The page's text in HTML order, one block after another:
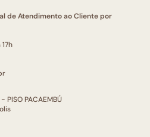
de Atendimento ao Cliente por
- PISO PACAEMBÚ